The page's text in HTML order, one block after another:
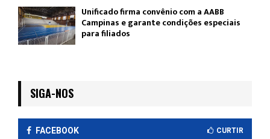
Unificado firma convênio com a AABB
Campinas e garante condições especiais
para filiados
SIGA-NOS
FACEBOOK CURTIR